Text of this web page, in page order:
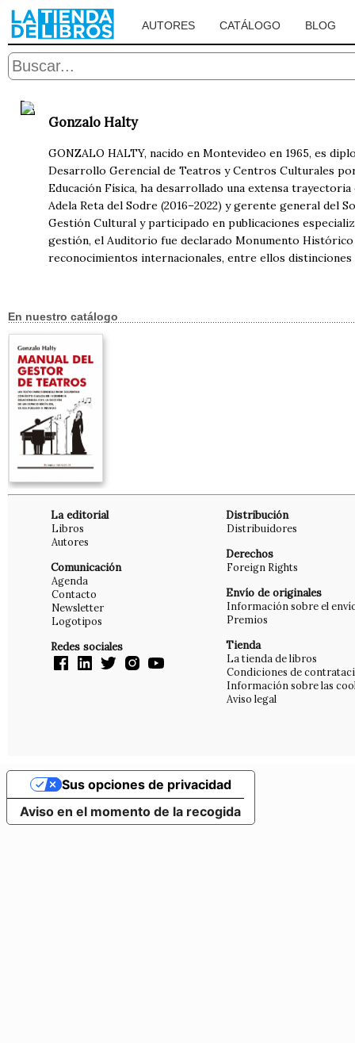
AUTORES CATÁLOGO BLOG
Gonzalo Halty
GONZALO HALTY, nacido en Montevideo en 1965, es
Desarrollo Gerencial de Teatros y Centros Culturales
Educación Física, ha desarrollado una extensa
Adela Reta del Sodre (2016–2022) y gerente general del
Gestión Cultural y participado en publicaciones
gestión, el Auditorio fue declarado Monumento
reconocimientos internacionales, entre ellos
En nuestro catálogo
La editorial
Libros
Autores
Comunicación
Agenda
Contacto
Newsletter
Logotipos
Redes sociales
Distribución
Distribuidores
Derechos
Foreign Rights
Envío de originales
Información sobre el
Premios
Tienda
La tienda de libros
Condiciones de
Información sobre las
Aviso legal
Aviso en el momento de la recogida
Sus opciones de privacidad